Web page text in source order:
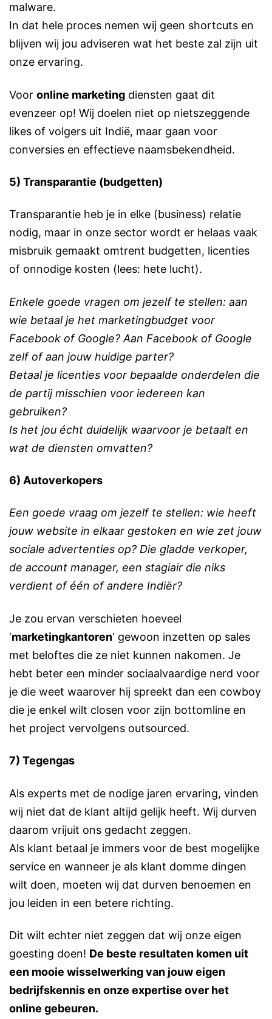
malware.
In dat hele proces nemen wij geen shortcuts en
blijven wij jou adviseren wat het beste zal zijn uit
onze ervaring.
Voor online marketing diensten gaat dit
evenzeer op! Wij doelen niet op nietszeggende
likes of volgers uit Indië, maar gaan voor
conversies en effectieve naamsbekendheid.
5) Transparantie (budgetten)
Transparantie heb je in elke (business) relatie
nodig, maar in onze sector wordt er helaas vaak
misbruik gemaakt omtrent budgetten, licenties
of onnodige kosten (lees: hete lucht).
Enkele goede vragen om jezelf te stellen: aan
wie betaal je het marketingbudget voor
Facebook of Google? Aan Facebook of Google
zelf of aan jouw huidige parter?
Betaal je licenties voor bepaalde onderdelen die
de partij misschien voor iedereen kan
gebruiken?
Is het jou écht duidelijk waarvoor je betaalt en
wat de diensten omvatten?
6) Autoverkopers
Een goede vraag om jezelf te stellen: wie heeft
jouw website in elkaar gestoken en wie zet jouw
sociale advertenties op? Die gladde verkoper,
de account manager, een stagiair die niks
verdient of één of andere Indiër?
Je zou ervan verschieten hoeveel
‘marketingkantoren‘ gewoon inzetten op sales
met beloftes die ze niet kunnen nakomen. Je
hebt beter een minder sociaalvaardige nerd voor
je die weet waarover hij spreekt dan een cowboy
die je enkel wilt closen voor zijn bottomline en
het project vervolgens outsourced.
7) Tegengas
Als experts met de nodige jaren ervaring, vinden
wij niet dat de klant altijd gelijk heeft. Wij durven
daarom vrijuit ons gedacht zeggen.
Als klant betaal je immers voor de best mogelijke
service en wanneer je als klant domme dingen
wilt doen, moeten wij dat durven benoemen en
jou leiden in een betere richting.
Dit wilt echter niet zeggen dat wij onze eigen
goesting doen! De beste resultaten komen uit
een mooie wisselwerking van jouw eigen
bedrijfskennis en onze expertise over het
online gebeuren.